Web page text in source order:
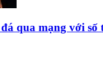
qua mạng với số